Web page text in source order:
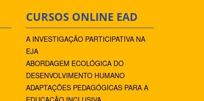
CURSOS ONLINE EAD
A INVESTIGAÇÃO PARTICIPATIVA NA
EJA
ABORDAGEM ECOLÓGICA DO
DESENVOLVIMENTO HUMANO
ADAPTAÇÕES PEDAGÓGICAS PARA A